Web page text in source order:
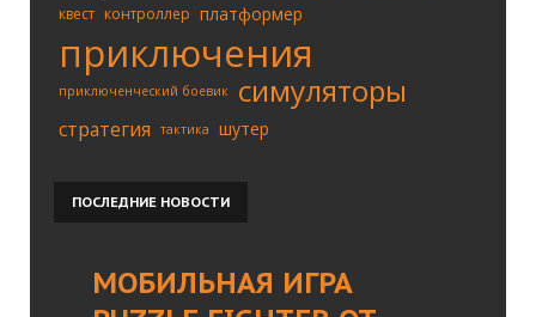
квест контроллер платформер
приключения
приключенческий боевик симуляторы
стратегия тактика шутер
ПОСЛЕДНИЕ НОВОСТИ
МОБИЛЬНАЯ ИГРА